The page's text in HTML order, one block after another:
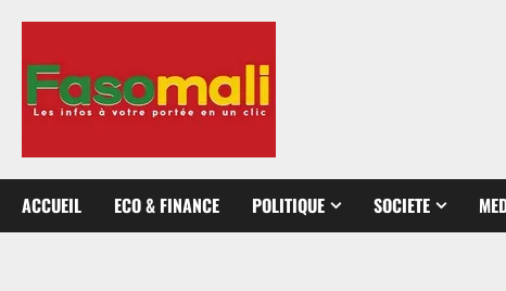
contenu
ACCUEIL ECO & FINANCE POLITIQUE SOCIETE